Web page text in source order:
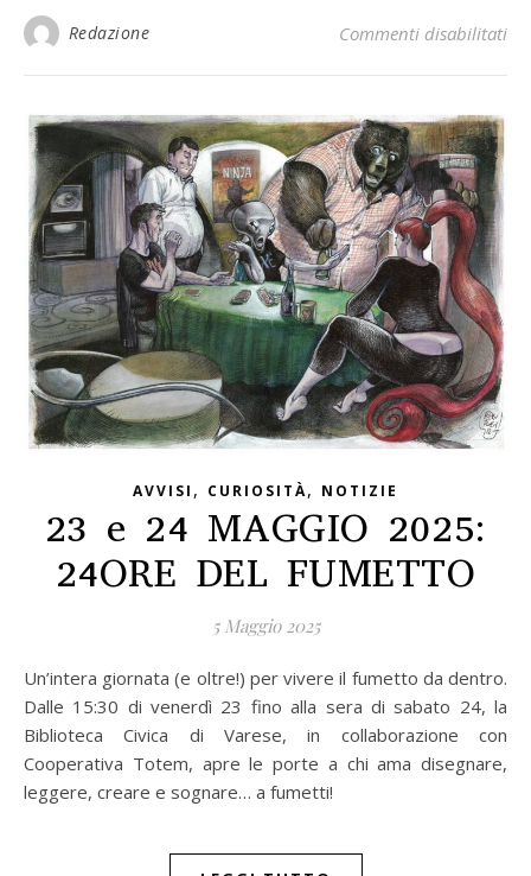
Redazione Commenti disabilitati
AVVISI , CURIOSITÀ, NOTIZIE
23 e 24 MAGGIO 2025:
24ORE DEL FUMETTO
5 Maggio 2025
Un’intera giornata (e oltre!) per vivere il fumetto da dentro.
Dalle 15:30 di venerdì 23 fino alla sera di sabato 24, la
Biblioteca Civica di Varese, in collaborazione con
Cooperativa Totem, apre le porte a chi ama disegnare,
leggere, creare e sognare… a fumetti!